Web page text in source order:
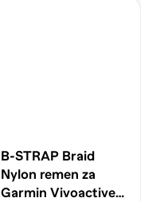
B-STRAP Braid
Nylon remen za
Garmin Vivoactive